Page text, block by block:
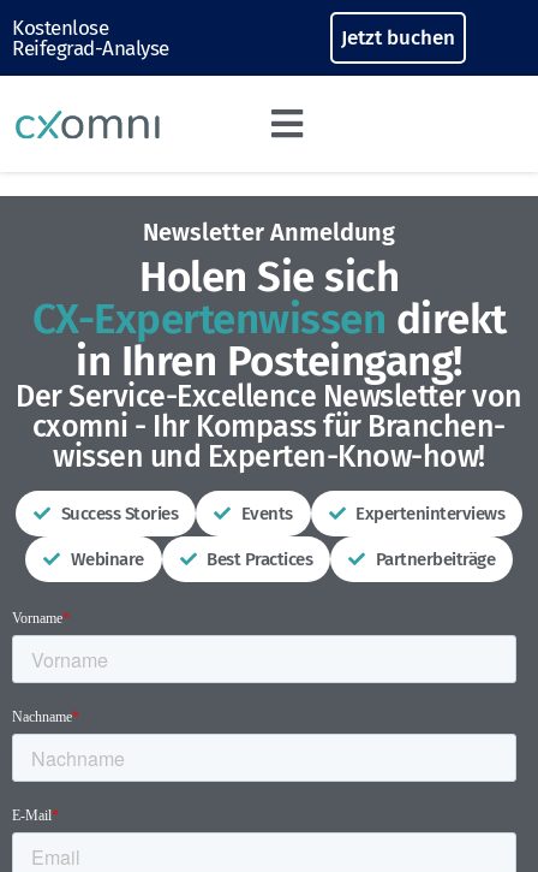
Kostenlose
Reifegrad-Analyse
Jetzt buchen
Newsletter Anmeldung
Holen Sie sich
CX-Experten­wissen direkt
in Ihren Posteingang!
Der Service-Excellence Newsletter von
cxomni - Ihr Kompass für Branchen­
wissen und Experten-Know-how!
Success Stories Events Experteninterviews
Webinare Best Practices Partnerbeiträge